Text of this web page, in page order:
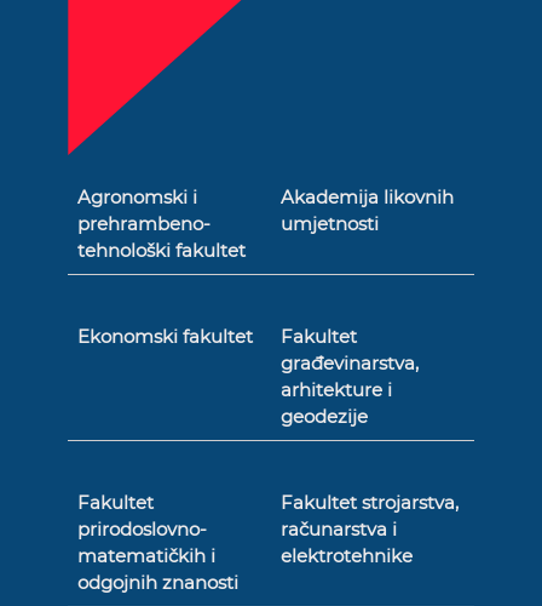
Agronomski i
prehrambeno-
tehnološki fakultet
Akademija likovnih
umjetnosti
Ekonomski fakultet
Fakultet
građevinarstva,
arhitekture i
geodezije
Fakultet
prirodoslovno-
matematičkih i
odgojnih znanosti
Fakultet strojarstva,
računarstva i
elektrotehnike